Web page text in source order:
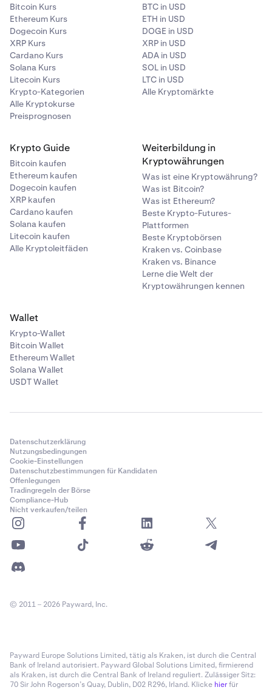
Bitcoin Kurs
Ethereum Kurs
Dogecoin Kurs
XRP Kurs
Cardano Kurs
Solana Kurs
Litecoin Kurs
Krypto-Kategorien
Alle Kryptokurse
Preisprognosen
BTC in USD
ETH in USD
DOGE in USD
XRP in USD
ADA in USD
SOL in USD
LTC in USD
Alle Kryptomärkte
Krypto Guide
Bitcoin kaufen
Ethereum kaufen
Dogecoin kaufen
XRP kaufen
Cardano kaufen
Solana kaufen
Litecoin kaufen
Alle Kryptoleitfäden
Weiterbildung in
Kryptowährungen
Was ist eine Kryptowährung?
Was ist Bitcoin?
Was ist Ethereum?
Beste Krypto-Futures-
Plattformen
Beste Kryptobörsen
Kraken vs. Coinbase
Kraken vs. Binance
Lerne die Welt der
Kryptowährungen kennen
Wallet
Krypto-Wallet
Bitcoin Wallet
Ethereum Wallet
Solana Wallet
USDT Wallet
Datenschutzerklärung
Nutzungsbedingungen
Cookie-Einstellungen
Datenschutzbestimmungen für Kandidaten
Offenlegungen
Tradingregeln der Börse
Compliance-Hub
Nicht verkaufen/teilen
© 2011 – 2026 Payward, Inc.
Payward Europe Solutions Limited, tätig als Kraken, ist durch die Central
Bank of Ireland autorisiert. Payward Global Solutions Limited, firmierend
als Kraken, ist durch die Central Bank of Ireland reguliert. Zulässiger Sitz:
70 Sir John Rogerson’s Quay, Dublin, D02 R296, Irland. Klicke hierfür